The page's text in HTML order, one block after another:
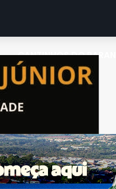
CANTINHOS DO PARANÁ